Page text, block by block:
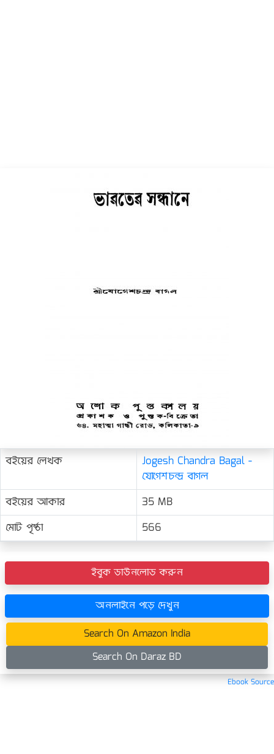
বইয়ের লেখক
Jogesh Chandra Bagal -
যোগেশচন্দ্র বাগল
বইয়ের আকার
35 MB
মোট পৃষ্ঠা
566
ইবুক ডাউনলোড করুন
অনলাইনে পড়ে দেখুন
Search On Amazon India
Search On Daraz BD
Ebook Source